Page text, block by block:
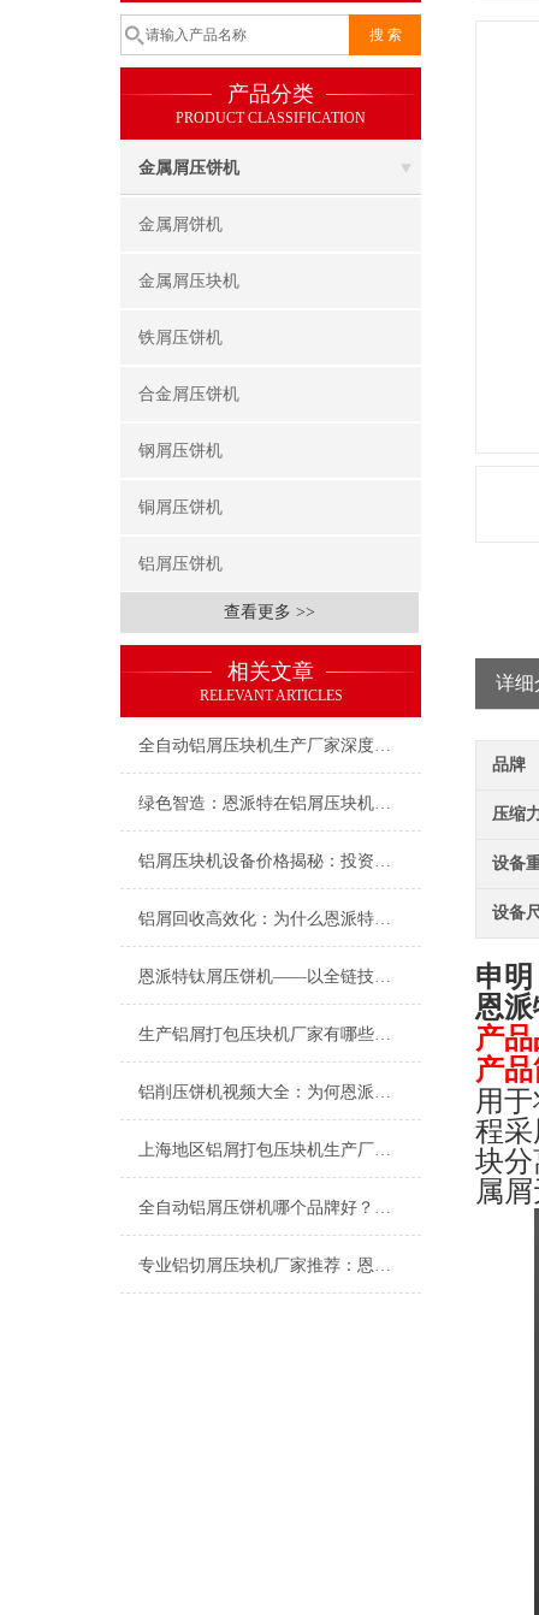
产品分类
PRODUCT CLASSIFICATION
金属屑压饼机
金属屑饼机
金属屑压块机
铁屑压饼机
合金屑压饼机
钢屑压饼机
铜屑压饼机
铝屑压饼机
查看更多 >>
相关文章
RELEVANT ARTICLES
全自动铝屑压块机生产厂家深度盘点：为何恩派特成为制造企业的优选？
绿色智造：恩派特在铝屑压块机领域的突出表现
铝屑压块机设备价格揭秘：投资多少？为何恩派特值得选择？
铝屑回收高效化：为什么恩派特铝屑打包压块机是行业优选
恩派特钛屑压饼机——以全链技术赋能钛资源循环革命！
生产铝屑打包压块机厂家有哪些地方？推荐恩派特，高效环保的行业优选
铝削压饼机视频大全：为何恩派特机型成为行业焦点？
上海地区铝屑打包压块机生产厂家推荐：为什么选择恩派特
全自动铝屑压饼机哪个品牌好？深度解析恩派特的优势所在
专业铝切屑压块机厂家推荐：恩派特高效解决方案
详细
品牌
压缩
设备
设备
申
恩
产
产
用
程
块
属